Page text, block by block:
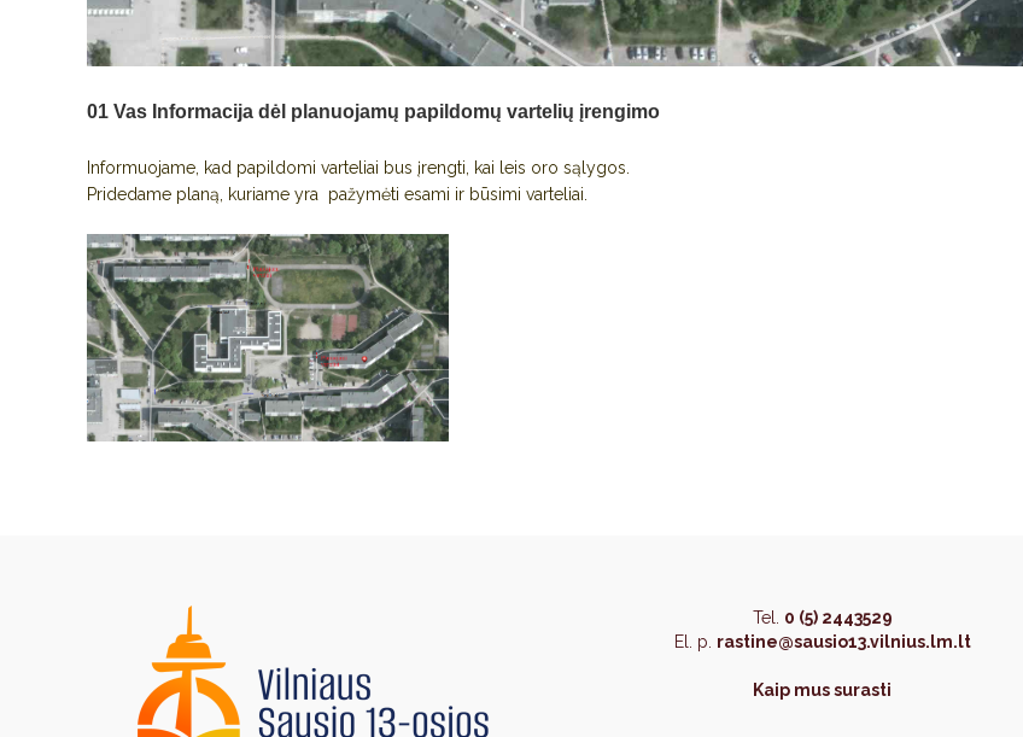
01 Vas Informacija dėl planuojamų papildomų vartelių įrengimo
Informuojame, kad papildomi varteliai bus įrengti, kai leis oro sąlygos.
Pridedame planą, kuriame yra pažymėti esami ir būsimi varteliai.
Tel. 0 (5) 2443529
El. p. rastine@sausio13.vilnius.lm.lt
Kaip mus surasti